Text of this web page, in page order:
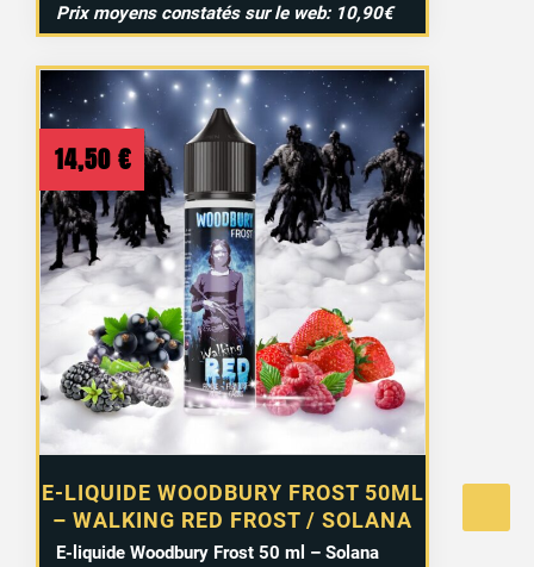
Prix moyens constatés sur le web: 10,90€
E-LIQUIDE WOODBURY FROST 50ML
– WALKING RED FROST / SOLANA
14,50 €
E-liquide Woodbury Frost 50 ml – Solana